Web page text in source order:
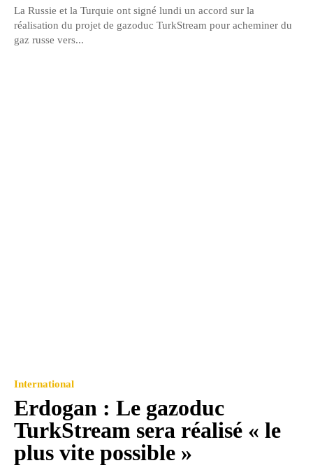
La Russie et la Turquie ont signé lundi un accord sur la
réalisation du projet de gazoduc TurkStream pour acheminer du
gaz russe vers...
International
Erdogan : Le gazoduc
TurkStream sera réalisé « le
plus vite possible »